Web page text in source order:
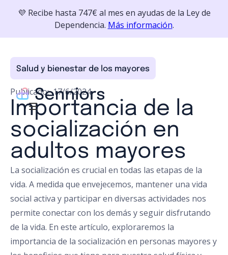
💜 Recibe hasta 747€ al mes en ayudas de la Ley de
Dependencia. Más información.
Salud y bienestar de los mayores
Publicado:17/6/2024
Importancia de la
socialización en
adultos mayores
La socialización es crucial en todas las etapas de la
vida. A medida que envejecemos, mantener una vida
social activa y participar en diversas actividades nos
permite conectar con los demás y seguir disfrutando
de la vida. En este artículo, exploraremos la
importancia de la socialización en personas mayores y